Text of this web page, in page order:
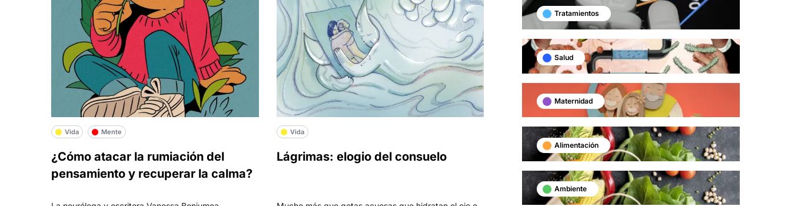
Vida Mente
¿Cómo atacar la rumiación del
pensamiento y recuperar la calma?
Vida
Lágrimas: elogio del consuelo
Tratamientos
Salud
Maternidad
Alimentación
Ambiente